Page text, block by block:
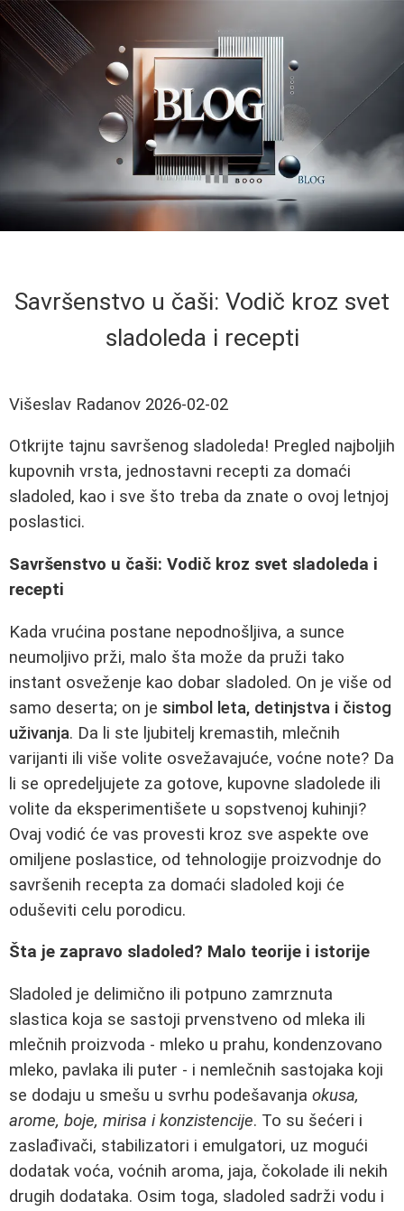
Savršenstvo u čaši: Vodič kroz svet
sladoleda i recepti
Višeslav Radanov 2026-02-02
Otkrijte tajnu savršenog sladoleda! Pregled najboljih
kupovnih vrsta, jednostavni recepti za domaći
sladoled, kao i sve što treba da znate o ovoj letnjoj
poslastici.
Savršenstvo u čaši: Vodič kroz svet sladoleda i
recepti
Kada vrućina postane nepodnošljiva, a sunce
neumoljivo prži, malo šta može da pruži tako
instant osveženje kao dobar sladoled. On je više od
samo deserta; on je simbol leta, detinjstva i čistog
uživanja. Da li ste ljubitelj kremastih, mlečnih
varijanti ili više volite osvežavajuće, voćne note? Da
li se opredeljujete za gotove, kupovne sladolede ili
volite da eksperimentišete u sopstvenoj kuhinji?
Ovaj vodić će vas provesti kroz sve aspekte ove
omiljene poslastice, od tehnologije proizvodnje do
savršenih recepta za domaći sladoled koji će
oduševiti celu porodicu.
Šta je zapravo sladoled? Malo teorije i istorije
Sladoled je delimično ili potpuno zamrznuta
slastica koja se sastoji prvenstveno od mleka ili
mlečnih proizvoda - mleko u prahu, kondenzovano
mleko, pavlaka ili puter - i nemlečnih sastojaka koji
se dodaju u smešu u svrhu podešavanja okusa,
arome, boje, mirisa i konzistencije. To su šećeri i
zaslađivači, stabilizatori i emulgatori, uz mogući
dodatak voća, voćnih aroma, jaja, čokolade ili nekih
drugih dodataka. Osim toga, sladoled sadrži vodu i